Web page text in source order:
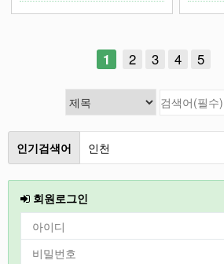
1 2 3 4 5
인기검색어
인천
2026
강릉
2027
회원로그인